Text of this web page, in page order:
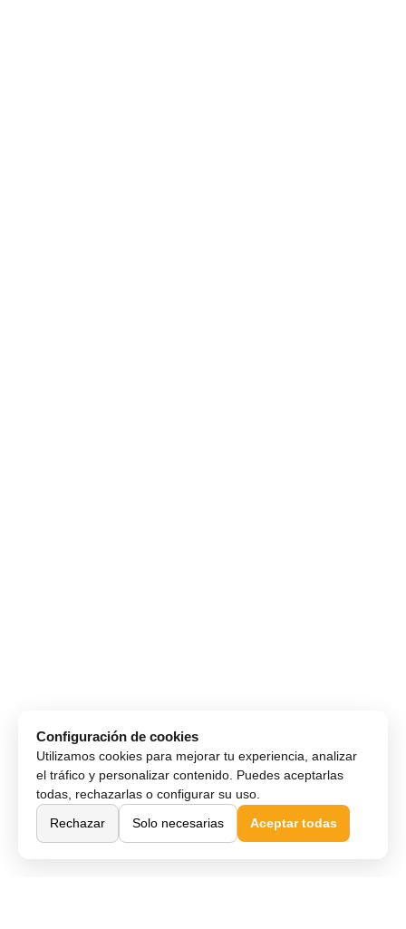
Configuración de cookies
Utilizamos cookies para mejorar tu experiencia, analizar
el tráfico y personalizar contenido. Puedes aceptarlas
todas, rechazarlas o configurar su uso.
Rechazar
Solo necesarias Aceptar todas